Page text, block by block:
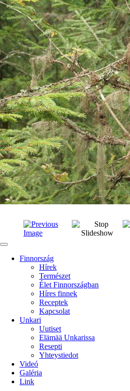
Finnország
Hírek
Természet
Élet Finnországban
Híres finnek
Receptek
Kapcsolat
Unkari
Uutiset
Elämää Unkarissa
Resepti
Yhteystiedot
Videó
Galéria
Link